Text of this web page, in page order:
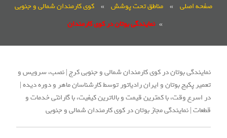
صفحه اصلی » مناطق تحت پوشش » کوی کارمندان شمالی و جنوبی
» نمایندگی بوتان در کوی کارمندان
نمایندگی بوتان در کوی کارمندان شمالی و جنوبی کرج | نصب، سرویس و
تعمیر پکیج بوتان و ایران رادیاتور توسط کارشناسان ماهر و دوره دیده |
در اسرع وقت، با کمترین قیمت و بالاترین کیفیت، با گارانتی خدمات و
قطعات | نمایندگی مجاز بوتان در کوی کارمندان شمالی و جنوبی